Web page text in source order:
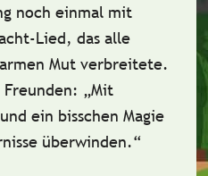
noch einmal mit
Lied, das alle
Mut verbreitete.
„Mit
ein bisschen Magie
überwinden.“